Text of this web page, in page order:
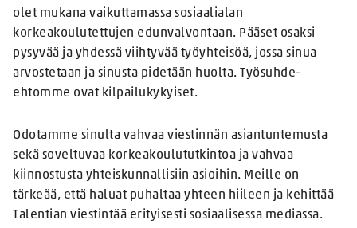
olet mukana vaikuttamassa sosiaalialan
korkeakoulutettujen edunvalvontaan. Pääset osaksi
pysyvää ja yhdessä viihtyvää työyhteisöä, jossa sinua
arvostetaan ja sinusta pidetään huolta. Työsuhde-
ehtomme ovat kilpailukykyiset.
Odotamme sinulta vahvaa viestinnän asiantuntemusta
sekä soveltuvaa korkeakoulututkintoa ja vahvaa
kiinnostusta yhteiskunnallisiin asioihin. Meille on
tärkeää, että haluat puhaltaa yhteen hiileen ja kehittää
Talentian viestintää erityisesti sosiaalisessa mediassa.